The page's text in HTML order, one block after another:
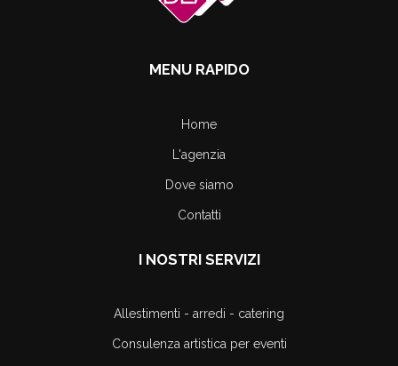
MENU RAPIDO
Home
L'agenzia
Dove siamo
Contatti
I NOSTRI SERVIZI
Allestimenti - arredi - catering
Consulenza artistica per eventi